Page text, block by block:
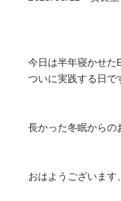
今日は半年寝かせた
ついに実践する日で
長かった冬眠からの
おはようございます